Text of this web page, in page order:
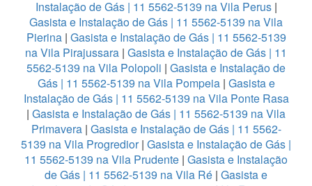
Instalação de Gás | 11 5562-5139 na Vila Perus|
Gasista e Instalação de Gás | 11 5562-5139 na Vila
Pierina| Gasista e Instalação de Gás | 11 5562-5139
na Vila Pirajussara | Gasista e Instalação de Gás | 11
5562-5139 na Vila Polopoli | Gasista e Instalação de
Gás | 11 5562-5139 na Vila Pompeia| Gasista e
Instalação de Gás | 11 5562-5139 na Vila Ponte Rasa
| Gasista e Instalação de Gás | 11 5562-5139 na Vila
Primavera| Gasista e Instalação de Gás | 11 5562-
5139 na Vila Progredior| Gasista e Instalação de Gás |
11 5562-5139 na Vila Prudente | Gasista e Instalação
de Gás | 11 5562-5139 na Vila Ré | Gasista e